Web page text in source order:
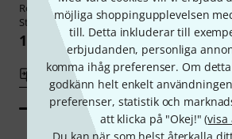
möjliga shoppingupplevelsen
till. Detta inkluderar till
erbjudanden, personliga
komma ihåg preferenser. Om
godkänn helt enkelt
preferenser, statistik och
att klicka på "Okej!" (visa
Du kan när som helst återkalla
Roth & Junius
Tres Cubano
Strings Loop-End
199 kr
Jämför
Roth &
Strings
235 kr